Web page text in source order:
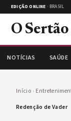
EDIÇÃO ONLINE · BRASIL
O Sertão
NOTÍCIAS SAÚDE
Início ›
Redenção de Vader